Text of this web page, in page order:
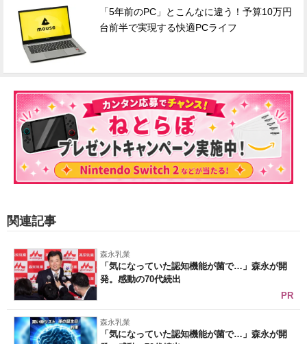
「5年前のPC」とこんなに違う！予算10万円
台前半で実現する快適PCライフ
関連記事
森永乳業
「気になっていた認知機能が菌で…」森永が開
発。感動の70代続出
PR
森永乳業
「気になっていた認知機能が菌で…」森永が開